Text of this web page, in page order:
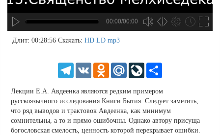
00:00/00:00
Длит: 00:28:56 Скачать: HD LD mp3
TelegramVK Odnoklassniki
Mail.Ru LiveJournal
Лекции Е.А. Авдеенка являются редким примером
русскоязычного исследования Книги Бытия. Следует заметить,
что ряд выводов и трактовок Авдеенка, как минимум
сомнительны, а то и прямо ошибочны. Однако автору присуща
богословская смелость, ценность которой перекрывает ошибки.